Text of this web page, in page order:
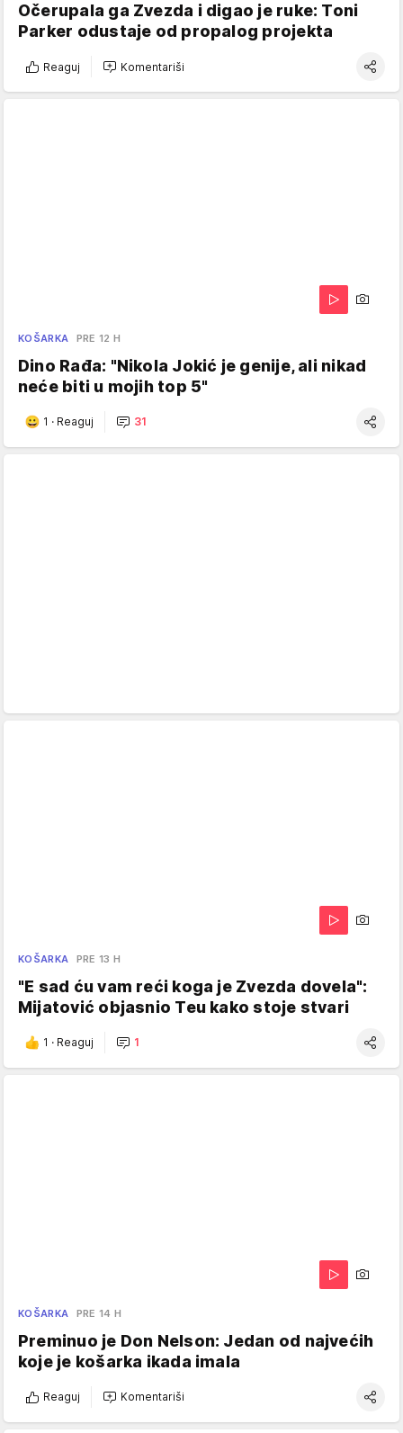
Očerupala ga Zvezda i digao je ruke: Toni
Parker odustaje od propalog projekta
Reaguj Komentariši
KOŠARKA PRE 12 H
Dino Rađa: "Nikola Jokić je genije, ali nikad
neće biti u mojih top 5"
1 · Reaguj 31
KOŠARKA PRE 13 H
"E sad ću vam reći koga je Zvezda dovela":
Mijatović objasnio Teu kako stoje stvari
1 · Reaguj 1
KOŠARKA PRE 14 H
Preminuo je Don Nelson: Jedan od najvećih
koje je košarka ikada imala
Reaguj Komentariši